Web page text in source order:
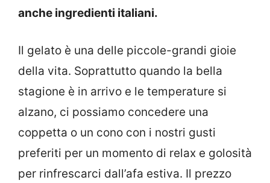
anche ingredienti italiani.
Il gelato è una delle piccole-grandi gioie
della vita. Soprattutto quando la bella
stagione è in arrivo e le temperature si
alzano, ci possiamo concedere una
coppetta o un cono con i nostri gusti
preferiti per un momento di relax e golosità
per rinfrescarci dall’afa estiva. Il prezzo